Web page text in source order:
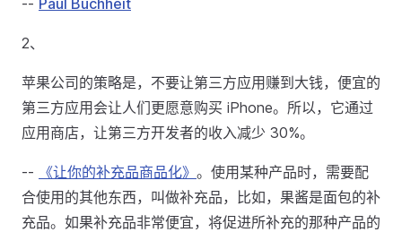
-- Paul Buchheit
2、
苹果公司的策略是，不要让第三方应用赚到大钱，便宜的
第三方应用会让人们更愿意购买 iPhone。所以，它通过
应用商店，让第三方开发者的收入减少 30%。
-- 《让你的补充品商品化》 。使用某种产品时，需要配
合使用的其他东西，叫做补充品，比如，果酱是面包的补
充品。如果补充品非常便宜，将促进所补充的那种产品的